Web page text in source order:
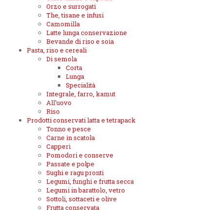
Orzo e surrogati
The, tisane e infusi
Camomilla
Latte lunga conservazione
Bevande di riso e soia
Pasta, riso e cereali
Di semola
Corta
Lunga
Specialità
Integrale, farro, kamut
All'uovo
Riso
Prodotti conservati latta e tetrapack
Tonno e pesce
Carne in scatola
Capperi
Pomodori e conserve
Passate e polpe
Sughi e ragu pronti
Legumi, funghi e frutta secca
Legumi in barattolo, vetro
Sottoli, sottaceti e olive
Frutta conservata